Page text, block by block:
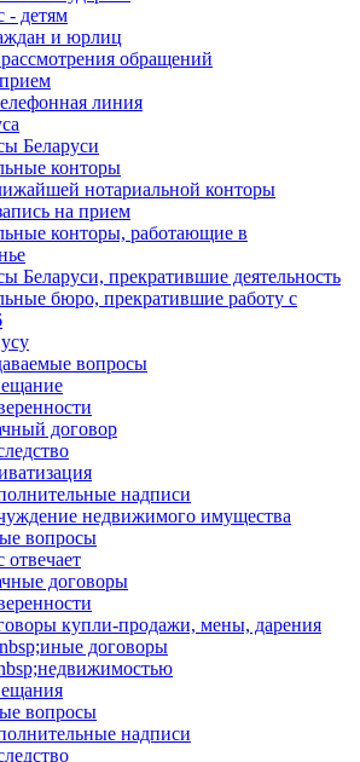
- детям
и юрлиц
обращений
линия
Беларуси
конторы
нотариальной конторы
на прием
конторы, работающие в
Беларуси, прекратившие деятельность
бюро, прекратившие работу с
вопросы
договор
надписи
недвижимого имущества
вопросы
отвечает
договоры
купли-продажи, мены, дарения
договоры
вопросы
надписи